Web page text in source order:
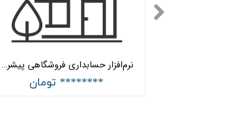
نرم‌افزار حسابداری فروشگاهی پیشرفته دو کاربره هلو APEX کد (15)
******** تومان